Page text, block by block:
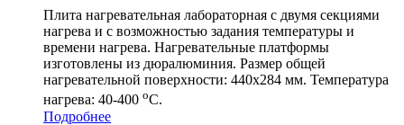
Плита нагревательная лабораторная с двумя секциями
нагрева и с возможностью задания температуры и
времени нагрева. Нагревательные платформы
изготовлены из дюралюминия. Размер общей
нагревательной поверхности: 440х284 мм. Температура
нагрева: 40-400 оС.
Подробнее